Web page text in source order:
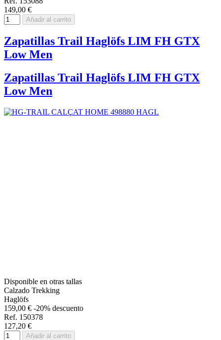
149,00 €
Añadir al carrito
Zapatillas Trail Haglöfs LIM FH GTX
Low Men
Zapatillas Trail Haglöfs LIM FH GTX
Low Men
Disponible en otras tallas
Calzado Trekking
Haglöfs
159,00 € -20% descuento
Ref. 150378
127,20 €
Añadir al carrito